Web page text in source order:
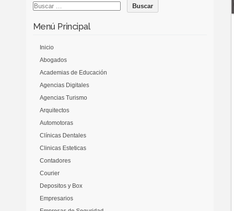
Menú Principal
Inicio
Abogados
Academias de Educación
Agencias Digitales
Agencias Turismo
Arquitectos
Automotoras
Clínicas Dentales
Clinicas Esteticas
Contadores
Courier
Depositos y Box
Empresarios